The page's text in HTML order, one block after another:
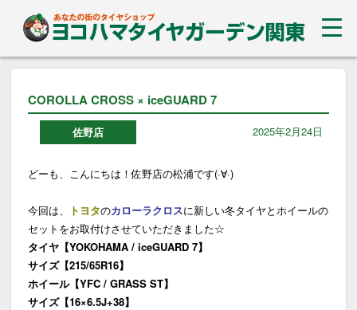
COROLLA CROSS × iceGUARD 7
佐野店 2025年2月24日
どーも、こんにちは！佐野店の松浦です(·∀·)
今回は、 トヨタのカローラクロスに新しい冬タイヤとホイールの
セットをお取付けさせていただきました☆
タイヤ【YOKOHAMA / iceGUARD 7】
サイズ【215/65R16】
ホイール【YFC / GRASS ST】
サイズ【16×6.5J+38】